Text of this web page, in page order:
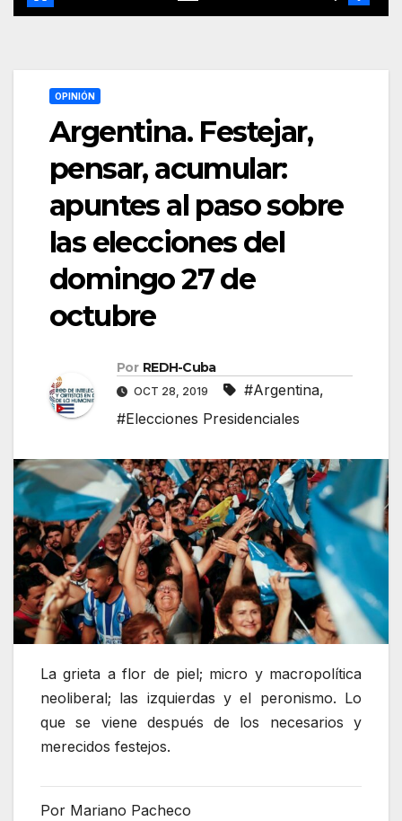
OPINIÓN
Argentina. Festejar,
pensar, acumular:
apuntes al paso sobre
las elecciones del
domingo 27 de
octubre
Por REDH-Cuba
OCT 28, 2019 #Argentina,
#Elecciones Presidenciales
La grieta a flor de piel; micro y macropolítica
neoliberal; las izquierdas y el peronismo. Lo
que se viene después de los necesarios y
merecidos festejos.
Por Mariano Pacheco